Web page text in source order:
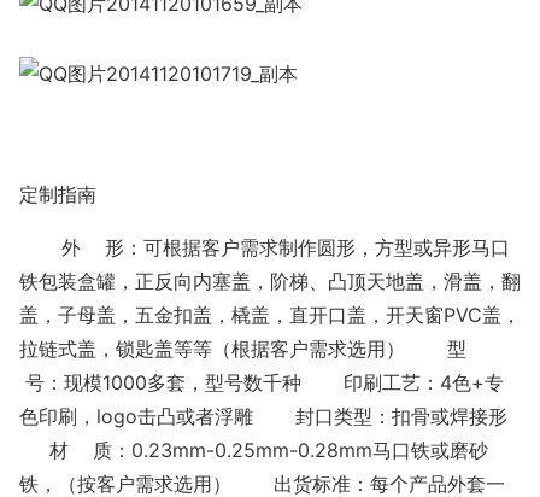
定制指南
外 形：可根据客户需求制作圆形，方型或异形马口
铁包装盒罐，正反向内塞盖，阶梯、凸顶天地盖，滑盖，翻
盖，子母盖，五金扣盖，橇盖，直开口盖，开天窗PVC盖，
拉链式盖，锁匙盖等等（根据客户需求选用） 型
号：现模1000多套，型号数千种 印刷工艺：4色+专
色印刷，logo击凸或者浮雕 封口类型：扣骨或焊接形
材 质：0.23mm-0.25mm-0.28mm马口铁或磨砂
铁，（按客户需求选用） 出货标准：每个产品外套一